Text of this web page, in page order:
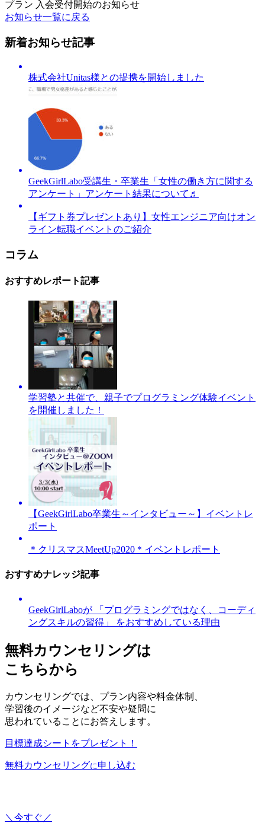
プラン 入会受付開始のお知らせ
お知らせ一覧に戻る
新着お知らせ記事
株式会社Unitas様との提携を開始しました
GeekGirlLabo受講生・卒業生「女性の働き方に関する
アンケート」アンケート結果について♬
【ギフト券プレゼントあり】女性エンジニア向けオン
ライン転職イベントのご紹介
コラム
おすすめレポート記事
学習塾と共催で、親子でプログラミング体験イベント
を開催しました！
【GeekGirlLabo卒業生～インタビュー～】イベントレ
ポート
＊クリスマスMeetUp2020＊イベントレポート
おすすめナレッジ記事
GeekGirlLaboが 「プログラミングではなく、コーディ
ングスキルの習得」 をおすすめしている理由
無料カウンセリングは
こちらから
カウンセリングでは、プラン内容や料金体制、
学習後のイメージなど不安や疑問に
思われていることにお答えします。
目標達成シートをプレゼント！
無料カウンセリングに申し込む
＼今すぐ／